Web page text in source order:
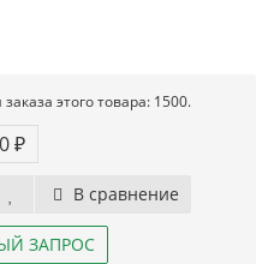
этого товара: 1500.
₽
В сравнение
ЗАПРОС